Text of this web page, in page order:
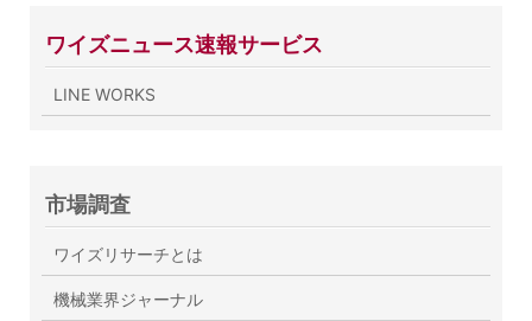
ワイズニュース速報サービス
LINE WORKS
市場調査
ワイズリサーチとは
機械業界ジャーナル